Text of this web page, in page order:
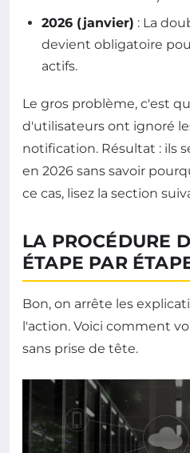
2026 (janvier) : La
devient obligatoire
actifs.
Le gros problème, c'est
d'utilisateurs ont ignoré
notification. Résultat : ils
en 2026 sans savoir
ce cas, lisez la section
LA PROCÉDURE
ÉTAPE PAR
Bon, on arrête les
l'action. Voici comment
sans prise de tête.